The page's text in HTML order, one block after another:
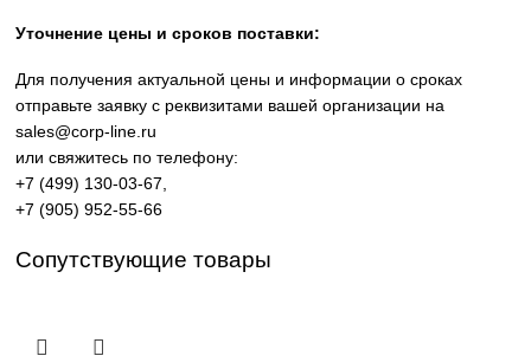
Широкий ассортимент: одноканальные и
шпинделей, решения для пара и гидравлики.
Применение: металлообработка, станки ЧПУ,
текстильная и металлургическая промышленность.
Поставка под заказ: подбор по серии, артикулу и
Для получения актуальной цены и информации о сроках